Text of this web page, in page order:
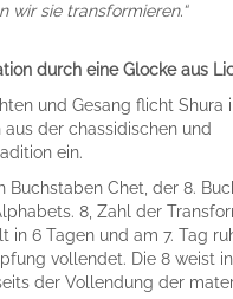
wir sie transformieren.“
durch eine Glocke aus
und Gesang flicht Shura
der chassidischen und
ein.
Buchstaben Chet, der 8.
8, Zahl der
in 6 Tagen und am 7. Tag
vollendet. Die 8 weist
der Vollendung der